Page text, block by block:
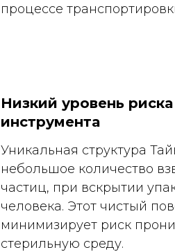
процессе
Низкий уровень
инструмента
Уникальная структура
небольшое количество
частиц, при вскрытии
человека. Этот чистый
минимизирует риск
стерильную среду.